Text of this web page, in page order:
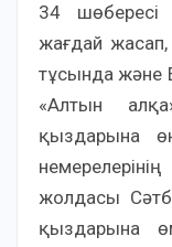
34 шөбересі
жағдай жасап,
тұсында және
«Алтын
қыздарына
жолдасы
қыздарына